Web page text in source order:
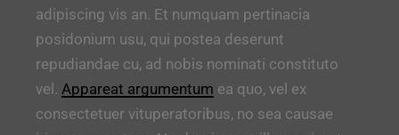
adipiscing vis an. Et numquam pertinacia
posidonium usu, qui postea deserunt
repudiandae cu, ad nobis nominati constituto
vel.Appareat argumentum ea quo, vel ex
consectetuer vituperatoribus, no sea causae